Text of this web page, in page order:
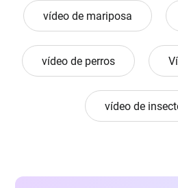
vídeo de mariposa
vídeo de perros
vídeo de